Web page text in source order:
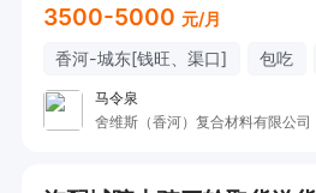
3500-5000 元/月
香河-城东[钱旺、渠口] 包吃
马令泉
舍维斯（香河）复合材料有限公司